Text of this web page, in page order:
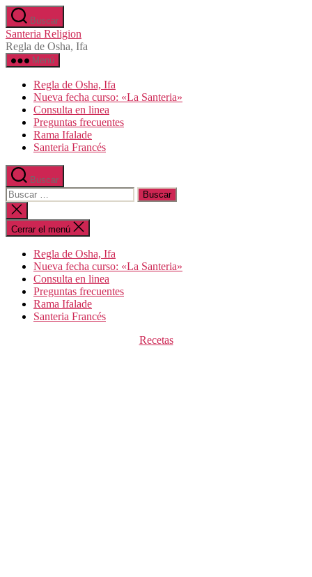
Saltar
al
contenido
Buscar
Santeria Religion
Regla de Osha, Ifa
Menú
Regla de Osha, Ifa
Nueva fecha curso: «La Santeria»
Consulta en linea
Preguntas frecuentes
Rama Ifalade
Santeria Francés
Buscar
Buscar:
Cerrar
la
búsqueda
Cerrar el menú
Regla de Osha, Ifa
Nueva fecha curso: «La Santeria»
Consulta en linea
Preguntas frecuentes
Rama Ifalade
Santeria Francés
Categorías
Recetas